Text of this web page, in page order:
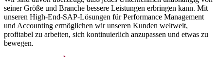
seiner Größe und Branche bessere Leistungen erbringen kann. Mit
unseren High-​​End-SAP-Lösungen für Performance Management
und Accounting ermöglichen wir unseren Kunden weltweit,
profitabel zu arbeiten, sich kontinuierlich anzupassen und etwas zu
bewegen.